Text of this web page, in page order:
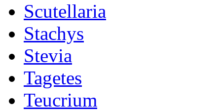
Scutellaria
Stachys
Stevia
Tagetes
Teucrium